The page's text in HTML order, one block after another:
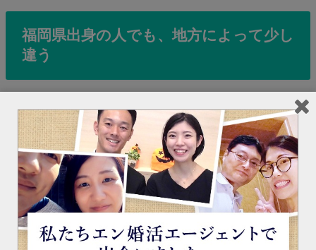
福岡県出身の人でも、地方によって少し
違う
豊前出身の人の特徴
福岡県民の中でも人一倍人懐っこく裏表がなく周りから
好かれやすい人が多いと言われている豊前地域出身者。
近くには大分県があったり、本州にも比較的近いので、